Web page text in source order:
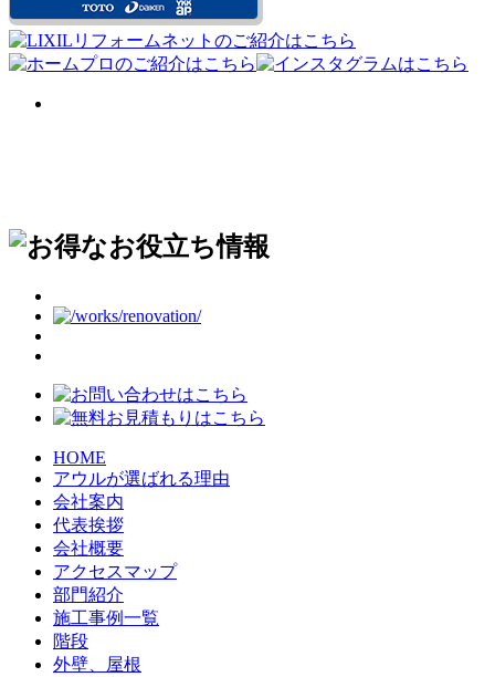
HOME
アウルが選ばれる理由
会社案内
代表挨拶
会社概要
アクセスマップ
部門紹介
施工事例一覧
階段
外壁、屋根